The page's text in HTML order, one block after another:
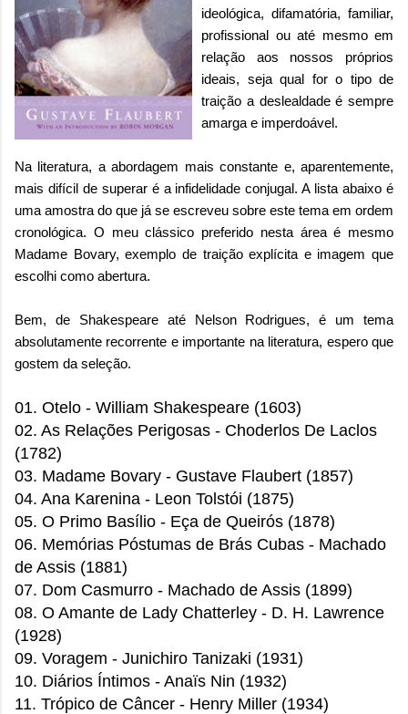
ideológica, difamatória, familiar,
profissional ou até mesmo em
relação aos nossos próprios
ideais, seja qual for o tipo de
traição a deslealdade é sempre
amarga e imperdoável.
Na literatura, a abordagem mais constante e, aparentemente,
mais difícil de superar é a infidelidade conjugal. A lista abaixo é
uma amostra do que já se escreveu sobre este tema em ordem
cronológica. O meu clássico preferido nesta área é mesmo
Madame Bovary, exemplo de traição explícita e imagem que
escolhi como abertura.
Bem, de Shakespeare até Nelson Rodrigues, é um tema
absolutamente recorrente e importante na literatura, espero que
gostem da seleção.
01. Otelo - William Shakespeare (1603)
02. As Relações Perigosas - Choderlos De Laclos
(1782)
03. Madame Bovary - Gustave Flaubert (1857)
04. Ana Karenina - Leon Tolstói (1875)
05. O Primo Basílio - Eça de Queirós (1878)
06. Memórias Póstumas de Brás Cubas - Machado
de Assis (1881)
07. Dom Casmurro - Machado de Assis (1899)
08. O Amante de Lady Chatterley - D. H. Lawrence
(1928)
09. Voragem - Junichiro Tanizaki (1931)
10. Diários Íntimos - Anaïs Nin (1932)
11. Trópico de Câncer - Henry Miller (1934)